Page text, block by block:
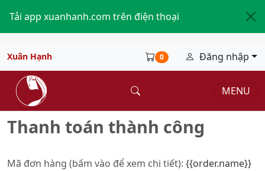
Tải app xuanhanh.com trên điện thoại
Xuân Hạnh 0 Đăng nhập
MENU
Thanh toán thành công
Mã đơn hàng (bấm vào để xem chi tiết): {{order.name}}